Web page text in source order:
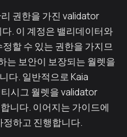
권한을 가진 validator
. 이 계정은 밸리데이터와
할 수 있는 권한을 가지므
는 보안이 보장되는 월렛을
다. 일반적으로 Kaia
시그 월렛을 validator
니다. 이어지는 가이드에
하고 진행합니다.